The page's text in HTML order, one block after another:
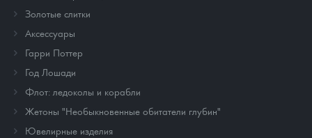
Золотые слитки
Аксессуары
Гарри Поттер
Год Лошади
Флот: ледоколы и корабли
Жетоны "Необыкновенные обитатели глубин"
Ювелирные изделия